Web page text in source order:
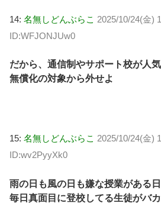
14: 名無しどんぶらこ 2025/10/24(金)
ID:WFJONJUw0
だから、通信制やサポート校が人
無償化の対象から外せよ
15: 名無しどんぶらこ 2025/10/24(金)
ID:wv2PyyXk0
雨の日も風の日も嫌な授業がある
毎日真面目に登校してる生徒がバ